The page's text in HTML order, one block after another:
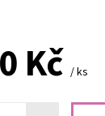
Kč / ks